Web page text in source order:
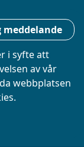
meddelande
i syfte att
av vår
webbplatsen